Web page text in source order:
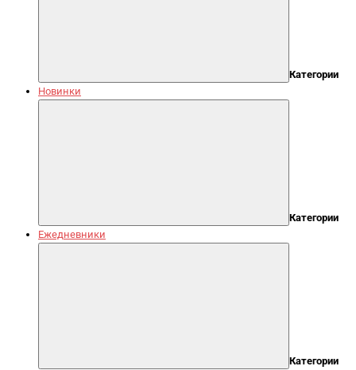
Категории
Новинки
Категории
Ежедневники
Категории